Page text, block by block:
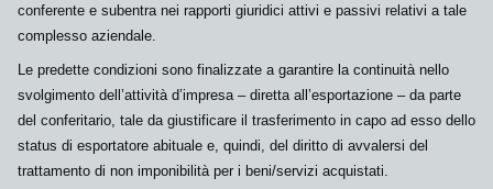
conferente e subentranei rapporti giuridici attivi e passivi relativi a tale
complesso aziendale.
Le predette condizioni sono finalizzate a garantire la continuità nello
svolgimento dell’attività d’impresa – diretta all’esportazione – da parte
del conferitario, tale da giustificare il trasferimento in capo ad esso dello
status di esportatore abituale e, quindi, del diritto di avvalersi del
trattamento di non imponibilità per i beni/servizi acquistati.